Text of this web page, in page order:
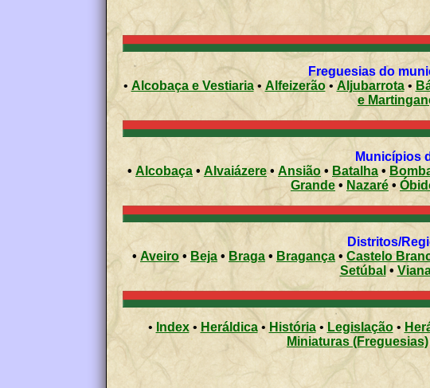
Freguesias do
• Alcobaça e Vestiaria • Alfeizerão •Aljubarrota•
e
• Alcobaça • Alvaiázere• Ansião • Batalha •
Grande • Nazaré •
•Aveiro• Beja • Braga • Bragança • Castelo
Setúbal •
• Index• Heráldica• História • Legislação •
Miniaturas (Freguesias)